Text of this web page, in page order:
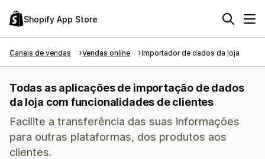
Shopify App Store
Canais de vendas Vendas online Importador de dados da loja
Todas as aplicações de importação de dados
da loja com funcionalidades de clientes
Facilite a transferência das suas informações
para outras plataformas, dos produtos aos
clientes.